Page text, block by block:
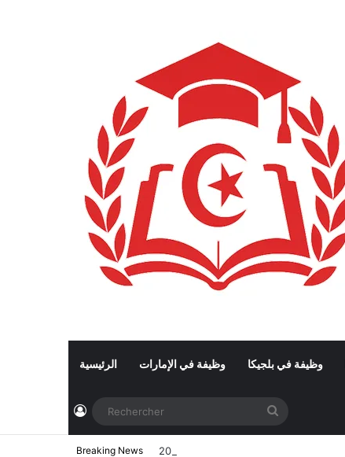
الرئيسية وظيفة في الإمارات وظيفة في بلجيكا
Connexion
Breaking News